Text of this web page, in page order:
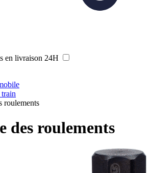
en livraison 24H
roulements
des roulements